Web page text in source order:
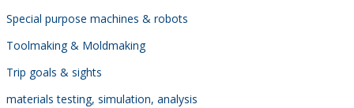
Special purpose machines & robots
Toolmaking & Moldmaking
Trip goals & sights
materials testing, simulation, analysis